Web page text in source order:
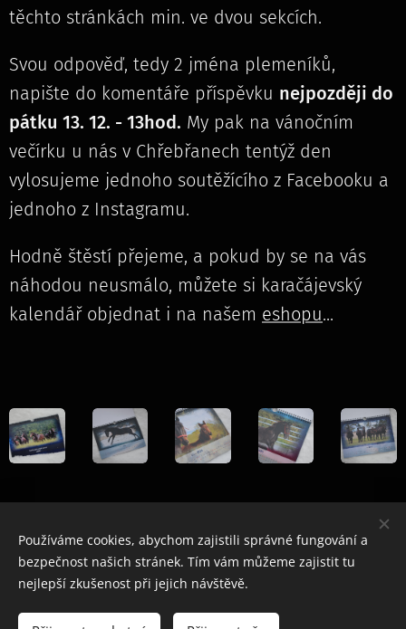
těchto stránkách min. ve dvou sekcích.
Svou odpověď, tedy 2 jména plemeníků,
napište do komentáře příspěvku nejpozději do
pátku 13. 12. - 13hod. My pak na vánočním
večírku u nás v Chřebřanech tentýž den
vylosujeme jednoho soutěžícího z Facebooku a
jednoho z Instagramu.
Hodně štěstí přejeme, a pokud by se na vás
náhodou neusmálo, můžete si karačájevský
kalendář objednat i na našem eshopu...
© 2023 Všechna práva vyhrazena
Používáme cookies, abychom zajistili správné fungování a
bezpečnost našich stránek. Tím vám můžeme zajistit tu
nejlepší zkušenost při jejich návštěvě.